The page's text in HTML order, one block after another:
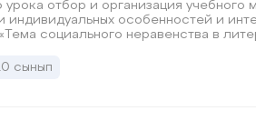
индивидуальных особенностей и
сынып